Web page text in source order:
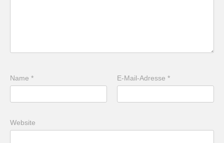
Name * E-Mail-Adresse*
Website